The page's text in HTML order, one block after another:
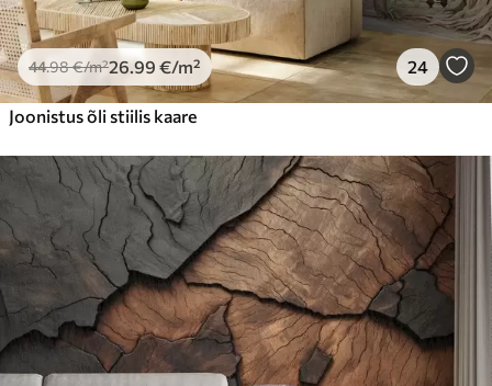
44.98€/m²26.99 €/m² 24
Joonistus õli stiilis kaare